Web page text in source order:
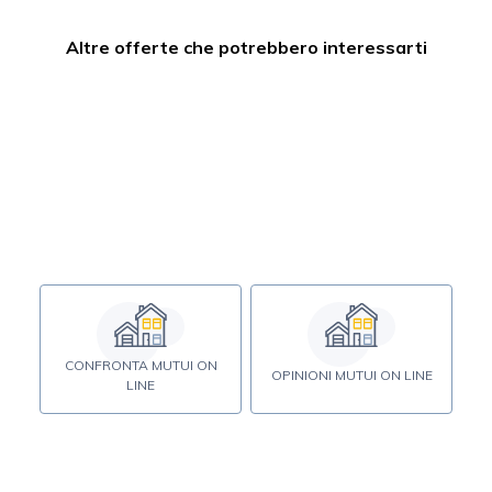
Altre offerte che potrebbero interessarti
CONFRONTA MUTUI ON
LINE
OPINIONI MUTUI ON LINE